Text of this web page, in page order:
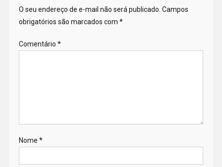
O seu endereço de e-mail não será publicado. Campos
obrigatórios são marcados com *
Comentário *
Nome *